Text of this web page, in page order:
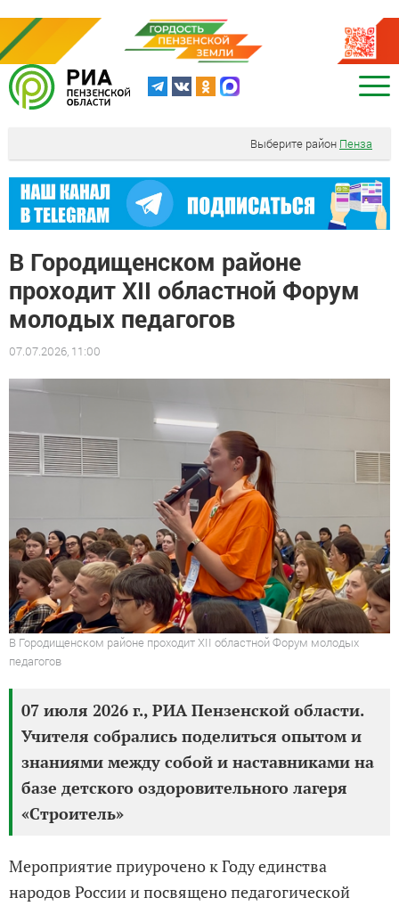
Выберите район Пенза
В Городищенском районе
проходит XII областной Форум
молодых педагогов
07.07.2026, 11:00
В Городищенском районе проходит XII областной Форум молодых
педагогов
07 июля 2026 г., РИА Пензенской области.
Учителя собрались поделиться опытом и
знаниями между собой и наставниками на
базе детского оздоровительного лагеря
«Строитель»
Мероприятие приурочено к Году единства
народов России и посвящено педагогической